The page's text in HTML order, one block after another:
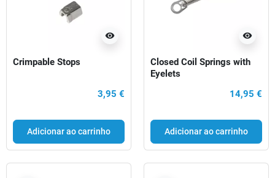
visibility
Crimpable Stops
3,95 €
Adicionar ao carrinho
visibility
Closed Coil Springs with
Eyelets
14,95 €
Adicionar ao carrinho